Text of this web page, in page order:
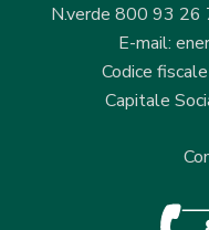
N.verde 800 93
E-mail:
Codice
Capitale